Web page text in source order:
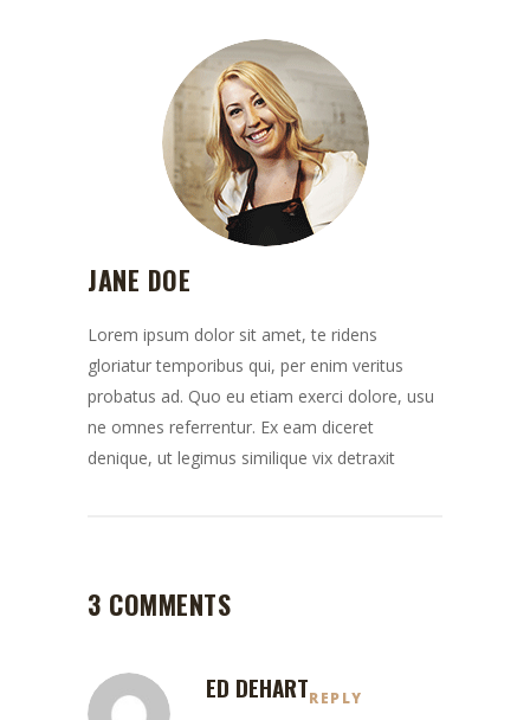
JANE DOE
Lorem ipsum dolor sit amet, te ridens
gloriatur temporibus qui, per enim veritus
probatus ad. Quo eu etiam exerci dolore, usu
ne omnes referrentur. Ex eam diceret
denique, ut legimus similique vix detraxit
3 COMMENTS
ED DEHARTREPLY